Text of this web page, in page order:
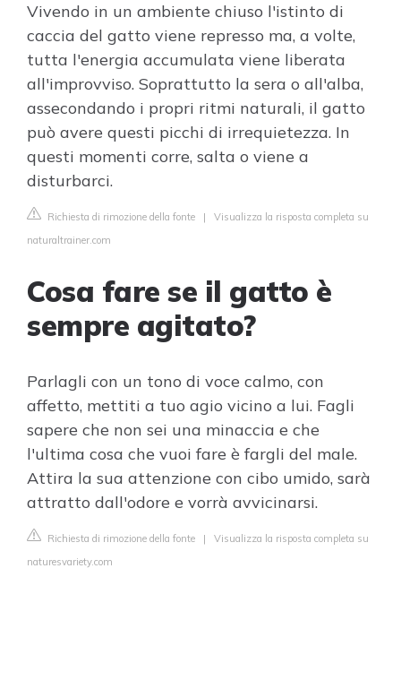
Vivendo in un ambiente chiuso l'istinto di
caccia del gatto viene represso ma, a volte,
tutta l'energia accumulata viene liberata
all'improvviso. Soprattutto la sera o all'alba,
assecondando i propri ritmi naturali, il gatto
può avere questi picchi di irrequietezza. In
questi momenti corre, salta o viene a
disturbarci.
Richiesta di rimozione della fonte | Visualizza la risposta completa su
naturaltrainer.com
Cosa fare se il gatto è
sempre agitato?
Parlagli con un tono di voce calmo, con
affetto, mettiti a tuo agio vicino a lui. Fagli
sapere che non sei una minaccia e che
l'ultima cosa che vuoi fare è fargli del male.
Attira la sua attenzione con cibo umido, sarà
attratto dall'odore e vorrà avvicinarsi.
Richiesta di rimozione della fonte | Visualizza la risposta completa su
naturesvariety.com